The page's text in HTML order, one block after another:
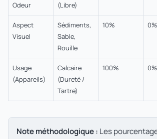
Odeur
(Libre)
Aspect
Visuel
Sédiments,
Sable,
Rouille
10% 0%
Usage
(Appareils)
Calcaire
(Dureté /
Tartre)
100% 0%
Note méthodologique : Les